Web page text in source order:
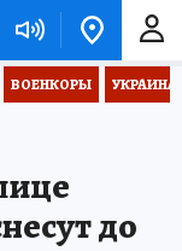
ВОЕНКОРЫ
до